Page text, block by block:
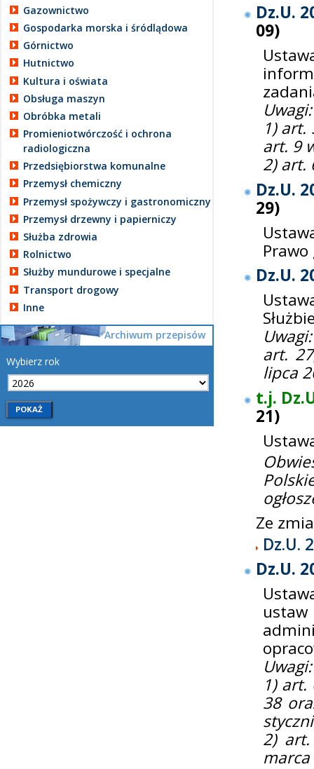
Gazownictwo
Gospodarka morska i śródlądowa
Górnictwo
Hutnictwo
Kultura i oświata
Obsługa maszyn
Obróbka metali
Promieniotwórczość i ochrona
radiologiczna
Przedsiębiorstwa komunalne
Przemysł chemiczny
Przemysł spożywczy i gastronomiczny
Przemysł drzewny i papierniczy
Służba zdrowia
Rolnictwo
Służby mundurowe i specjalne
Transport drogowy
Inne
Archiwum przepisów
Wybierz rok
Dz.U.
09)
Uwagi:
1)
art. 9
2) art.
Dz.U.
29)
Dz.U.
Uwagi:
art.
lipca
t.j.
21)
Ze
Dz.U.
Dz.U.
Uwagi:
1)
38
2)